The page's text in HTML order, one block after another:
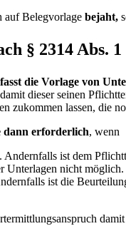
Belegvorlage bejaht,
§ 2314 Abs. 1
die Vorlage von
dieser seinen
zukommen lassen, die
dann erforderlich, wenn
. Andernfalls ist dem
Unterlagen nicht möglich.
ist die